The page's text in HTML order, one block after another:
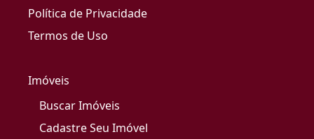
Política de Privacidade
Termos de Uso
Imóveis
Buscar Imóveis
Cadastre Seu Imóvel